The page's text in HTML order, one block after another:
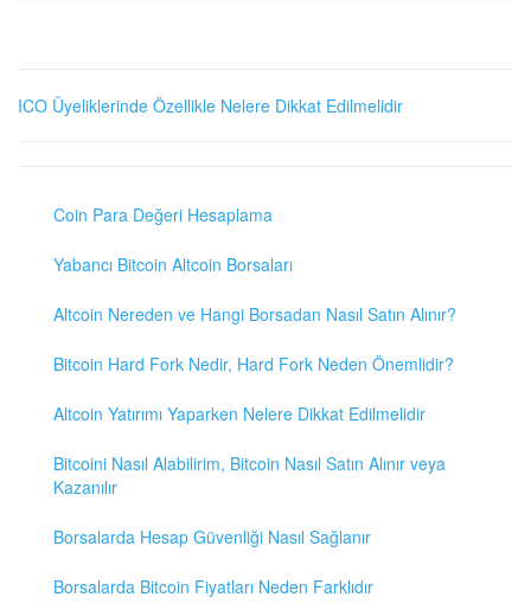
ICO Üyeliklerinde Özellikle Nelere Dikkat Edilmelidir
Coin Para Değeri Hesaplama
Yabancı Bitcoin Altcoin Borsaları
Altcoin Nereden ve Hangi Borsadan Nasıl Satın Alınır?
Bitcoin Hard Fork Nedir, Hard Fork Neden Önemlidir?
Altcoin Yatırımı Yaparken Nelere Dikkat Edilmelidir
Bitcoini Nasıl Alabilirim, Bitcoin Nasıl Satın Alınır veya
Kazanılır
Borsalarda Hesap Güvenliği Nasıl Sağlanır
Borsalarda Bitcoin Fiyatları Neden Farklıdır